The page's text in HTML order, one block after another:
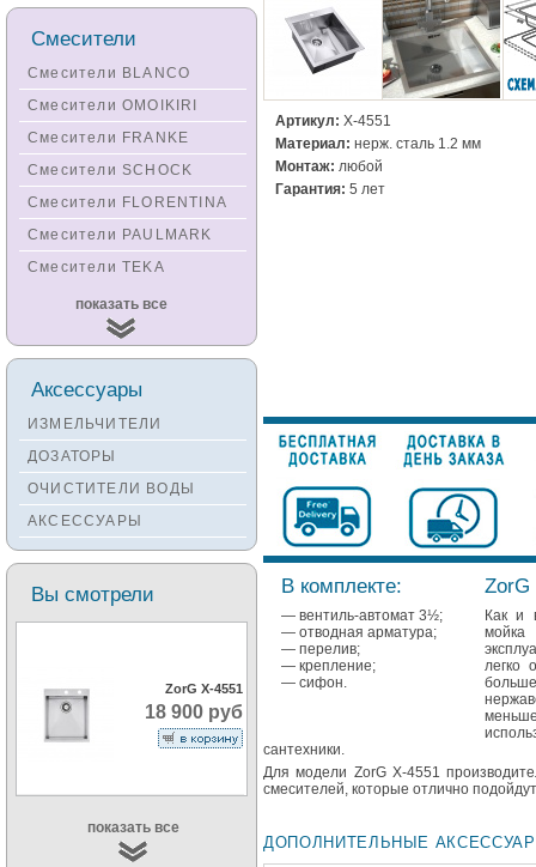
Артикул: X-4551
Материал: нерж. сталь 1.2 мм
Монтаж: любой
Гарантия: 5 лет
В комплекте:
— вентиль-автомат 3½;
— отводная арматура;
— перелив;
— крепление;
— сифон.
ZorG
Как и
легко
сантехники.
Для модели ZorG X-4551
смесителей, которые отлично
ДОПОЛНИТЕЛЬНЫЕ
Смесители
Смесители BLANCO
Смесители OMOIKIRI
Смесители FRANKE
Смесители SCHOCK
Смесители FLORENTINA
Смесители PAULMARK
Смесители TEKA
Смесители
KUCHENSTERN
Смесители ZORG
Смесители KANTERA
Смесители SEAMAN
Смесители
Zigmund&Shtain
Смесители OULIN
Смесители под бронзу
показать все
Аксессуары
ИЗМЕЛЬЧИТЕЛИ
ДОЗАТОРЫ
ОЧИСТИТЕЛИ ВОДЫ
АКСЕССУАРЫ
Вы смотрели
ZorG X-4551
18 900 руб
показать все